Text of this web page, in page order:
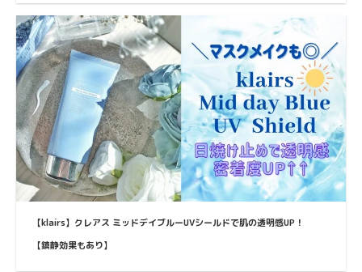
【klairs】クレアス ミッドデイブルーUVシールドで肌の透明感UP！
【鎮静効果もあり】